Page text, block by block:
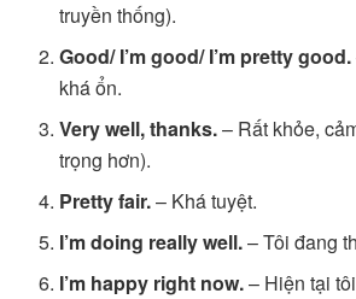
truyền thống).
Good/ I’m good/ I’m pretty good.
khá ổn.
Very well, thanks.– Rất khỏe,
trọng hơn).
Pretty fair.– Khá tuyệt.
I’m doing really well.– Tôi đang
I’m happy right now.– Hiện tại